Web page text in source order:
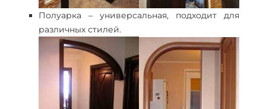
Полуарка – универсальная, подходит для
различных стилей.